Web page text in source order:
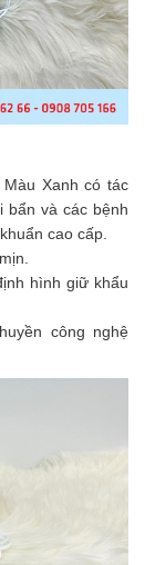
Xanh có tác
bẩn và các bệnh
cao cấp.
hình giữ khẩu
công nghệ